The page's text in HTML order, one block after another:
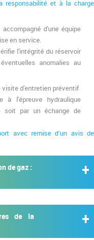
responsabilité et à la charge
d'une équipe
en service.
l'intégrité du réservoir
anomalies au
visite d'entretien préventif
à l'épreuve hydraulique
soit par un échange de
avec remise d’un avis de
de gaz :
de la